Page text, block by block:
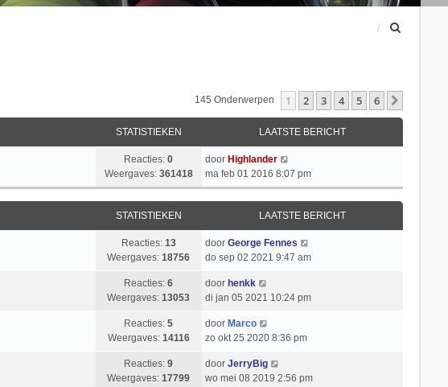
145 Onderwerpen 1 2 3 4 5 6
STATISTIEKEN LAATSTE BERICHT
Reacties:0
Weergaves: 361418
door Highlander
ma feb 01 2016 8:07 pm
STATISTIEKEN LAATSTE BERICHT
Reacties: 13
Weergaves:18756
door George Fennes
do sep 02 2021 9:47 am
Reacties:6
Weergaves:13053
door henkk
di jan 05 2021 10:24 pm
Reacties:5
Weergaves: 14116
door Marco
zo okt 25 2020 8:36 pm
Reacties:9
Weergaves:17799
door JerryBig
wo mei 08 2019 2:56 pm